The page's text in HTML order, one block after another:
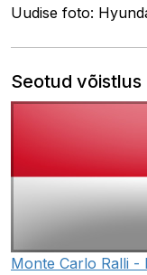
Uudise foto:
Seotud võistlus
Monte Carlo Ralli -